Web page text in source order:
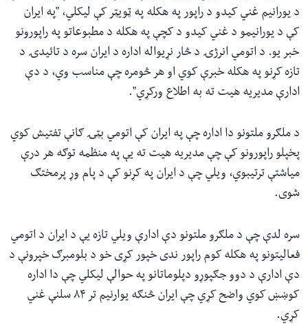
د یورانیم غني کیدو د راپور په هکله په ټویټر کې لیکلي، "په ایران
کې د یورانیمو د غني کیدو د کچې په هکله د مطبوعاتو په راپورونو
خبر یو. د اتومي انرژۍ د څار نړیواله اداره د ایران سره د تائیدۍ د
تازه کړنو په هکله خبرې کوي او هر څومره چې مناسب وي، د دې
ادارې مدیریه هیت ته به اطلاع ورکړي".
د ملګرو ملتونو دا اداره چې په ایران کې اتومي بټۍ ګانې تفتیش کوي
پخپلو راپورونو کې چې مدیریه هیت ته یې په منظمه توګه هر درې
میاشتې ترتیبوي، ویلي چې د ایران په کړنو کې د پام وړ پرمختګ
شوی.
سره لدې چې د ملګرو ملتونو دې ادارې ویلي تازه یې د ایران د اتومي
فعالیتونو په هکله کوم راپور ندی خپور کړی خو د بلومبرګ خپرونې د
دې ادارې د دوو جګپوړو دپلوماتانو په حوالې لیکلي چې دا اداره
کوښښ کوي واضح کړي چې ایران څنګه یوارنیم تر ۸۴ سلنې غني
کړي.